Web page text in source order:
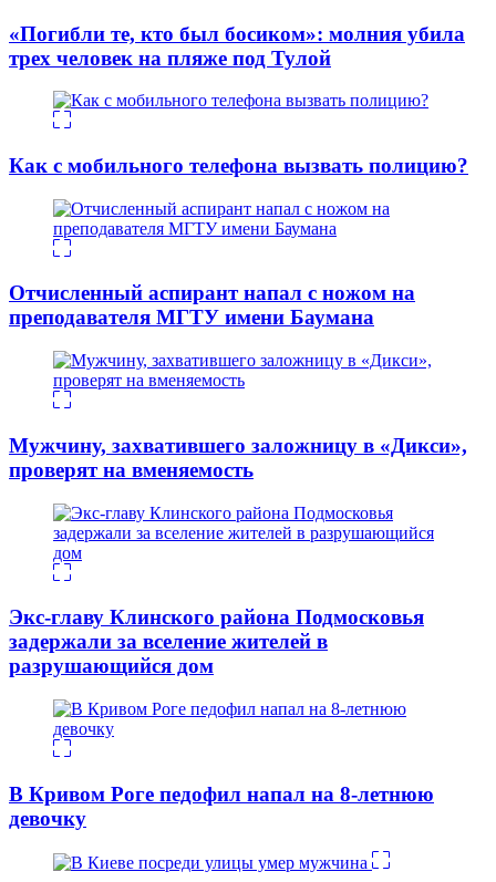
«Погибли те, кто был босиком»: молния убила
трех человек на пляже под Тулой
Как с мобильного телефона вызвать полицию?
Отчисленный аспирант напал с ножом на
преподавателя МГТУ имени Баумана
Мужчину, захватившего заложницу в «Дикси»,
проверят на вменяемость
Экс-главу Клинского района Подмосковья
задержали за вселение жителей в
разрушающийся дом
В Кривом Роге педофил напал на 8-летнюю
девочку